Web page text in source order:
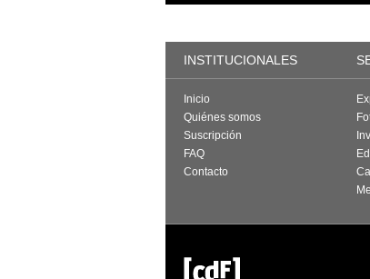
INSTITUCIONALES
Inicio
Quiénes somos
Suscripción
FAQ
Contacto